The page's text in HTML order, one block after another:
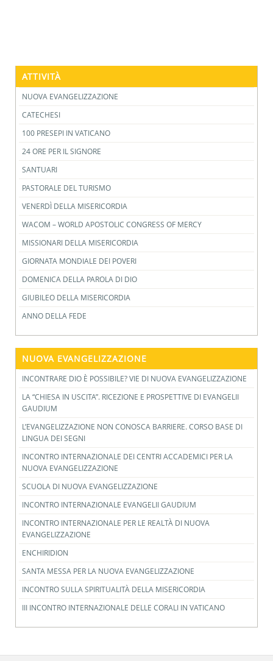
ATTIVITÀ
NUOVA EVANGELIZZAZIONE
CATECHESI
100 PRESEPI IN VATICANO
24 ORE PER IL SIGNORE
SANTUARI
PASTORALE DEL TURISMO
VENERDÌ DELLA MISERICORDIA
WACOM – WORLD APOSTOLIC CONGRESS OF MERCY
MISSIONARI DELLA MISERICORDIA
GIORNATA MONDIALE DEI POVERI
DOMENICA DELLA PAROLA DI DIO
GIUBILEO DELLA MISERICORDIA
ANNO DELLA FEDE
NUOVA EVANGELIZZAZIONE
INCONTRARE DIO È POSSIBILE? VIE DI NUOVA EVANGELIZZAZIONE
LA “CHIESA IN USCITA”. RICEZIONE E PROSPETTIVE DI EVANGELII
GAUDIUM
L’EVANGELIZZAZIONE NON CONOSCA BARRIERE. CORSO BASE DI
LINGUA DEI SEGNI
INCONTRO INTERNAZIONALE DEI CENTRI ACCADEMICI PER LA
NUOVA EVANGELIZZAZIONE
SCUOLA DI NUOVA EVANGELIZZAZIONE
INCONTRO INTERNAZIONALE EVANGELII GAUDIUM
INCONTRO INTERNAZIONALE PER LE REALTÀ DI NUOVA
EVANGELIZZAZIONE
ENCHIRIDION
SANTA MESSA PER LA NUOVA EVANGELIZZAZIONE
INCONTRO SULLA SPIRITUALITÀ DELLA MISERICORDIA
III INCONTRO INTERNAZIONALE DELLE CORALI IN VATICANO